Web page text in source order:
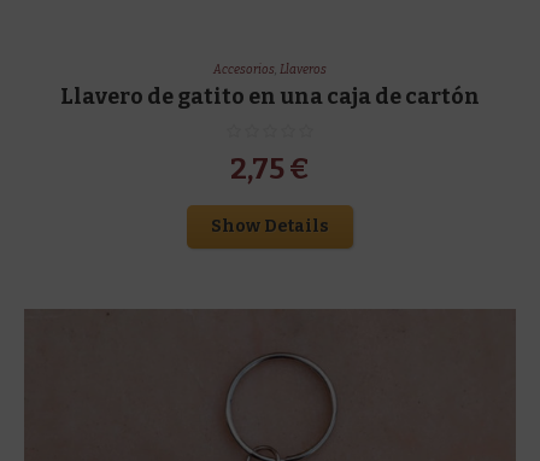
Accesorios, Llaveros
Llavero de gatito en una caja de cartón
2,75€
Show Details